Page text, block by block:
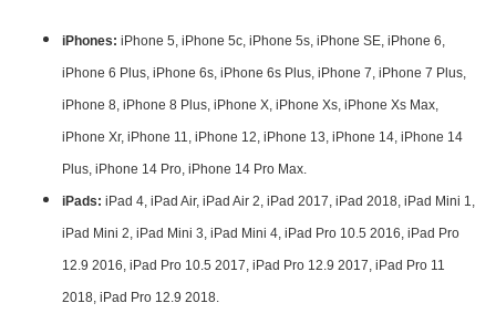
iPhones: iPhone 5, iPhone 5c, iPhone 5s, iPhone SE, iPhone 6,
iPhone 6 Plus, iPhone 6s, iPhone 6s Plus, iPhone 7, iPhone 7 Plus,
iPhone 8, iPhone 8 Plus, iPhone X, iPhone Xs, iPhone Xs Max,
iPhone Xr, iPhone 11, iPhone 12, iPhone 13, iPhone 14, iPhone 14
Plus, iPhone 14 Pro, iPhone 14 Pro Max.
iPads: iPad 4, iPad Air, iPad Air 2, iPad 2017, iPad 2018, iPad Mini 1,
iPad Mini 2, iPad Mini 3, iPad Mini 4, iPad Pro 10.5 2016, iPad Pro
12.9 2016, iPad Pro 10.5 2017, iPad Pro 12.9 2017, iPad Pro 11
2018, iPad Pro 12.9 2018.